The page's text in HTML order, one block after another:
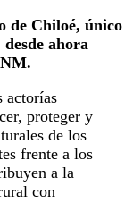
de Chiloé, único
ahora
actorías
proteger y
de los
frente a los
a la
con